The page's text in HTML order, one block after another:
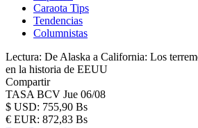
Caraota Tips
Tendencias
Columnistas
Lectura: De Alaska a California: Los
en la historia de EEUU
Compartir
TASA BCV Jue 06/08
$ USD: 755,90 Bs
€ EUR: 872,83 Bs